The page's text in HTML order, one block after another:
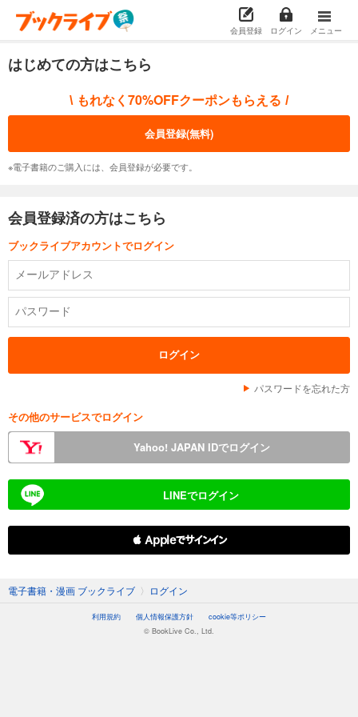
会員登録 ログイン メニュー
はじめての方はこちら
\ もれなく70%OFFクーポンもらえる /
会員登録(無料)
※電子書籍のご購入には、会員登録が必要です。
会員登録済の方はこちら
ブックライブアカウントでログイン
パスワードを忘れた方
その他のサービスでログイン
Yahoo! JAPAN IDでログイン
LINEでログイン
 Appleでサインイン
電子書籍・漫画 ブックライブ 〉 ログイン
利用規約 個人情報保護方針
cookie等ポリシー
© BookLive Co., Ltd.